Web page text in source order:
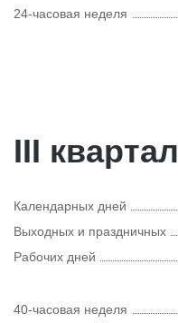
24-часовая неделя
III квартал
Календарных дней
Выходных и праздничных
Рабочих дней
40-часовая неделя